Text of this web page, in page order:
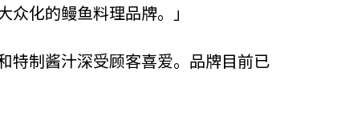
化的鳗鱼料理品牌。」
特制酱汁深受顾客喜爱。品牌目前已